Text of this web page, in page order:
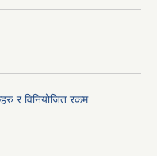
र विनियोजित रकम